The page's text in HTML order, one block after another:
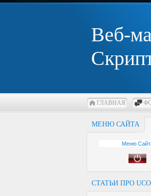
Веб-
ГЛАВНАЯ
МЕНЮ САЙТА
Меню
СТАТЬИ ПРО